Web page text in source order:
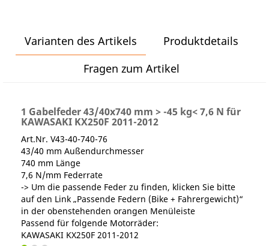
Varianten des Artikels
Produktdetails
Fragen zum Artikel
1 Gabelfeder 43/40x740 mm > -45 kg< 7,6 N für
KAWASAKI KX250F 2011-2012
Art.Nr. V43-40-740-76
43/40 mm Außendurchmesser
740 mm Länge
7,6 N/mm Federrate
-> Um die passende Feder zu finden, klicken Sie bitte
auf den Link „Passende Federn (Bike + Fahrergewicht)“
in der obenstehenden orangen Menüleiste
Passend für folgende Motorräder:
KAWASAKI KX250F 2011-2012